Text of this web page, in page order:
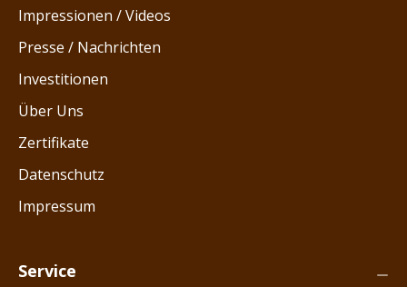
Impressionen / Videos
Presse / Nachrichten
Investitionen
Über Uns
Zertifikate
Datenschutz
Impressum
Service